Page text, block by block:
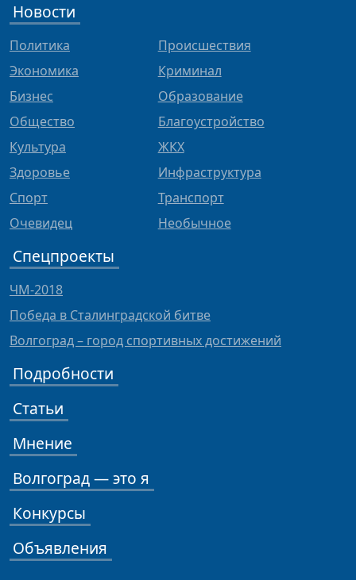
Новости
Политика
Экономика
Бизнес
Общество
Культура
Здоровье
Спорт
Очевидец
Происшествия
Криминал
Образование
Благоустройство
ЖКХ
Инфраструктура
Транспорт
Необычное
Спецпроекты
ЧМ-2018
Победа в Сталинградской битве
Волгоград – город спортивных достижений
Подробности
Статьи
Мнение
Волгоград — это я
Конкурсы
Объявления